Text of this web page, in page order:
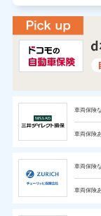
車両保険な
車両保険
車両保険な
車両保険